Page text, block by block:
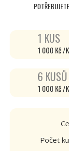
1 KUS
1 000 Kč /
6 KUSŮ
1 000 Kč /
Počet